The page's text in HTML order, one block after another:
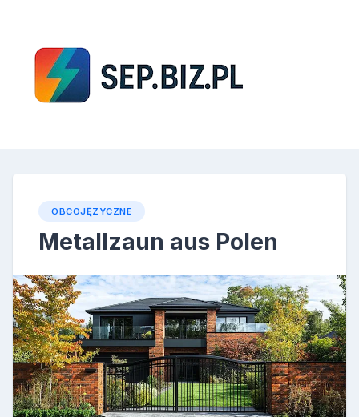
content
OBCOJĘZYCZNE
Metallzaun aus Polen